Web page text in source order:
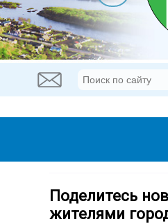
Поделитесь
жителями